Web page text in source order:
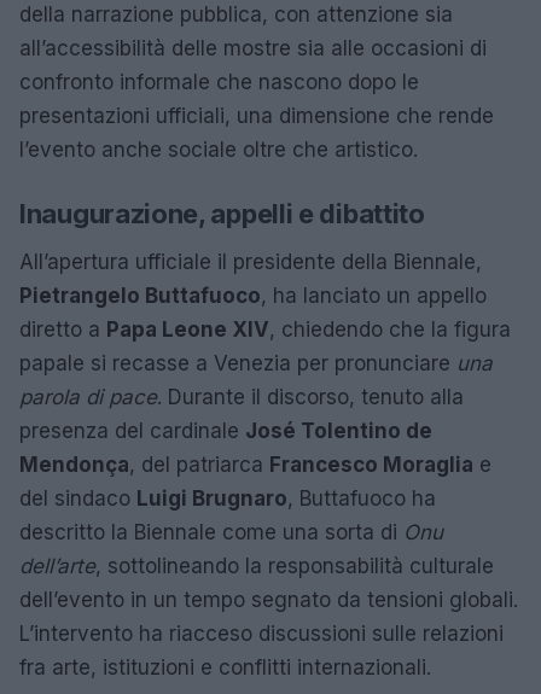
della narrazione pubblica, con attenzione sia
all’accessibilità delle mostre sia alle occasioni di
confronto informale che nascono dopo le
presentazioni ufficiali, una dimensione che rende
l’evento anche sociale oltre che artistico.
Inaugurazione, appelli e dibattito
All’apertura ufficiale il presidente della Biennale,
Pietrangelo Buttafuoco, ha lanciato un appello
diretto a Papa Leone XIV, chiedendo che la figura
papale si recasse a Venezia per pronunciare una
parola di pace. Durante il discorso, tenuto alla
presenza del cardinale José Tolentino de
Mendonça, del patriarca Francesco Moraglia e
del sindaco Luigi Brugnaro, Buttafuoco ha
descritto la Biennale come una sorta di Onu
dell’arte, sottolineando la responsabilità culturale
dell’evento in un tempo segnato da tensioni globali.
L’intervento ha riacceso discussioni sulle relazioni
fra arte, istituzioni e conflitti internazionali.